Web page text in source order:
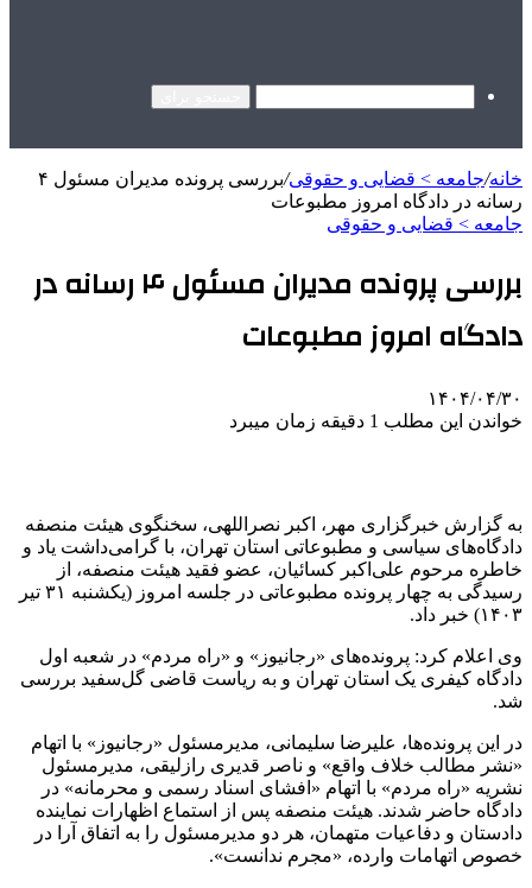
خانه/جامعه > قضایی و حقوقی/
بررسی پرونده مدیران مسئول ۴
رسانه در دادگاه امروز مطبوعات
جامعه > قضایی و حقوقی
بررسی پرونده مدیران مسئول ۴ رسانه در
دادگاه امروز مطبوعات
۱۴۰۴/۰۴/۳۰
خواندن این مطلب 1 دقیقه زمان میبرد
به گزارش خبرگزاری مهر، اکبر نصراللهی، سخنگوی هیئت منصفه
دادگاه‌های سیاسی و مطبوعاتی استان تهران، با گرامی‌داشت یاد و
خاطره مرحوم علی‌اکبر کسائیان، عضو فقید هیئت منصفه، از
رسیدگی به چهار پرونده مطبوعاتی در جلسه امروز (یکشنبه ۳۱ تیر
۱۴۰۳) خبر داد.
وی اعلام کرد: پرونده‌های «رجانیوز» و «راه مردم» در شعبه اول
دادگاه کیفری یک استان تهران و به ریاست قاضی گل‌سفید بررسی
شد.
در این پرونده‌ها، علیرضا سلیمانی، مدیرمسئول «رجانیوز» با اتهام
«نشر مطالب خلاف واقع» و ناصر قدیری رازلیقی، مدیرمسئول
نشریه «راه مردم» با اتهام «افشای اسناد رسمی و محرمانه» در
دادگاه حاضر شدند. هیئت منصفه پس از استماع اظهارات نماینده
دادستان و دفاعیات متهمان، هر دو مدیرمسئول را به اتفاق آرا در
خصوص اتهامات وارده، «مجرم ندانست».